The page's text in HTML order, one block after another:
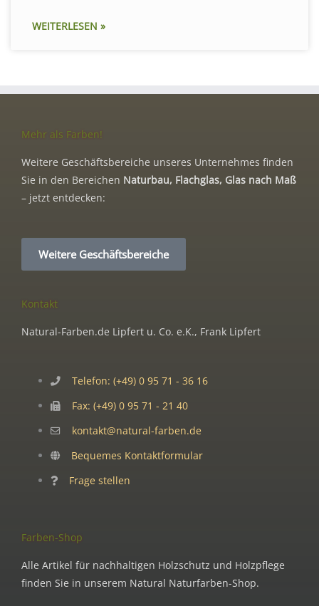
WEITERLESEN »
Mehr als Farben!
Weitere Geschäftsbereiche unseres Unternehmes finden
Sie in den Bereichen Naturbau, Flachglas, Glas nach Maß
– jetzt entdecken:
Weitere Geschäftsbereiche
Kontakt
Natural-Farben.de Lipfert u. Co. e.K., Frank Lipfert
Telefon: (+49) 0 95 71 - 36 16
Fax: (+49) 0 95 71 - 21 40
kontakt@natural-farben.de
Bequemes Kontaktformular
Frage stellen
Farben-Shop
Alle Artikel für nachhaltigen Holzschutz und Holzpflege
finden Sie in unserem Natural Naturfarben-Shop.